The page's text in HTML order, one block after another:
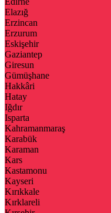
Elazığ
Erzincan
Erzurum
Eskişehir
Gaziantep
Giresun
Gümüşhane
Hakkâri
Hatay
Iğdır
Isparta
Kahramanmaraş
Karabük
Karaman
Kars
Kastamonu
Kayseri
Kırıkkale
Kırklareli